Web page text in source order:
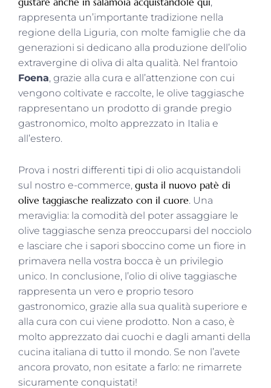
rappresenta un’importante tradizione nella
regione della Liguria, con molte famiglie che da
generazioni si dedicano alla produzione dell’olio
extravergine di oliva di alta qualità. Nel frantoio
Foena, grazie alla cura e all’attenzione con cui
vengono coltivate e raccolte, le olive taggiasche
rappresentano un prodotto di grande pregio
gastronomico, molto apprezzato in Italia e
all’estero.
Prova i nostri differenti tipi di olio acquistandoli
sul nostro e-commerce, gusta il nuovo patè di
olive taggiasche realizzato con il cuore. Una
meraviglia: la comodità del poter assaggiare le
olive taggiasche senza preoccuparsi del nocciolo
e lasciare che i sapori sboccino come un fiore in
primavera nella vostra bocca è un privilegio
unico. In conclusione, l’olio di olive taggiasche
rappresenta un vero e proprio tesoro
gastronomico, grazie alla sua qualità superiore e
alla cura con cui viene prodotto. Non a caso, è
molto apprezzato dai cuochi e dagli amanti della
cucina italiana di tutto il mondo. Se non l’avete
ancora provato, non esitate a farlo: ne rimarrete
sicuramente conquistati!